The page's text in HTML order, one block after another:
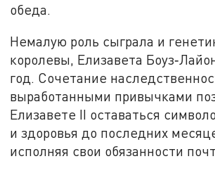
обеда.
Немалую роль сыграла и
королевы, Елизавета
год. Сочетание
выработанными привычками
Елизавете II оставаться
и здоровья до последних
исполняя свои обязанности